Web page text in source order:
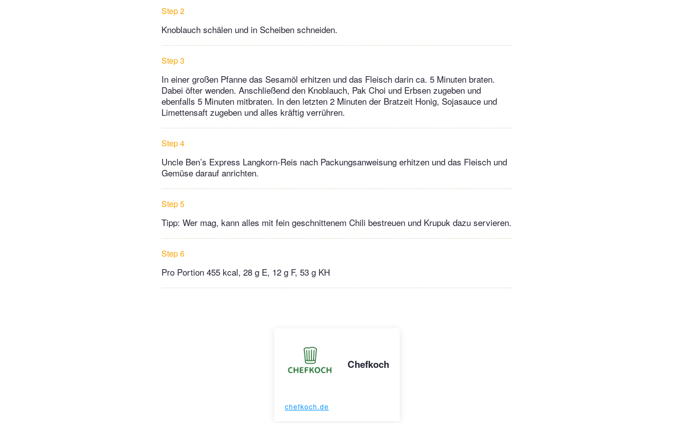
Step 2
Knoblauch schälen und in Scheiben schneiden.
Step 3
In einer großen Pfanne das Sesamöl erhitzen und das Fleisch darin ca. 5 Minuten braten.
Dabei öfter wenden. Anschließend den Knoblauch, Pak Choi und Erbsen zugeben und
ebenfalls 5 Minuten mitbraten. In den letzten 2 Minuten der Bratzeit Honig, Sojasauce und
Limettensaft zugeben und alles kräftig verrühren.
Step 4
Uncle Ben’s Express Langkorn-Reis nach Packungsanweisung erhitzen und das Fleisch und
Gemüse darauf anrichten.
Step 5
Tipp: Wer mag, kann alles mit fein geschnittenem Chili bestreuen und Krupuk dazu servieren.
Step 6
Pro Portion 455 kcal, 28 g E, 12 g F, 53 g KH
Chefkoch
chefkoch.de